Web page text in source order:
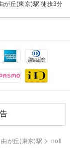
が丘(東京)駅 徒歩3分
由が丘(東京)駅
noll